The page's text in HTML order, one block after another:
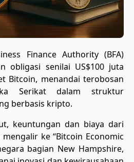
Finance Authority (BFA)
obligasi senilai US$100 juta
Bitcoin, menandai terobosan
Serikat dalam struktur
berbasis kripto.
keuntungan dan biaya dari
ke “Bitcoin Economic
bagian New Hampshire,